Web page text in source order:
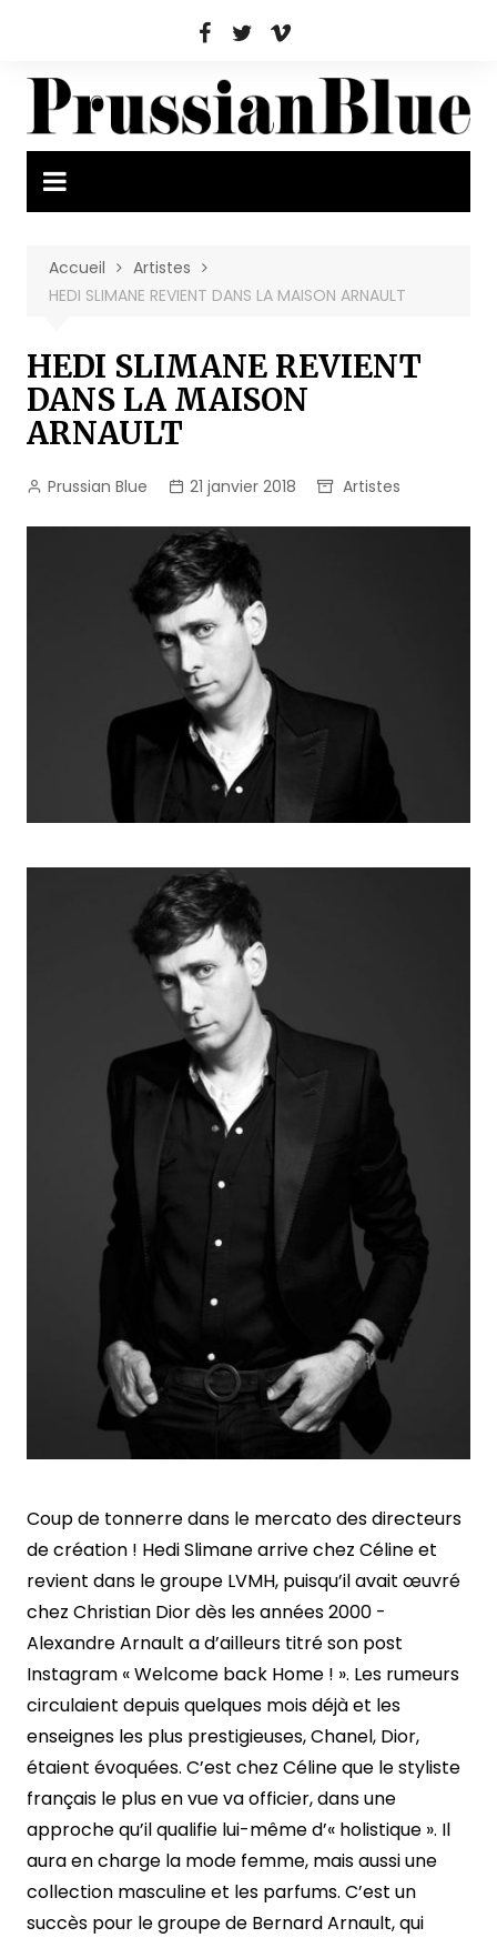
Accueil
Artistes
HEDI SLIMANE REVIENT DANS LA MAISON ARNAULT
HEDI SLIMANE REVIENT
DANS LA MAISON
ARNAULT
Prussian Blue 21 janvier 2018 Artistes
Coup de tonnerre dans le mercato des directeurs
de création ! Hedi Slimane arrive chez Céline et
revient dans le groupe LVMH, puisqu’il avait œuvré
chez Christian Dior dès les années 2000 -
Alexandre Arnault a d’ailleurs titré son post
Instagram « Welcome back Home ! ». Les rumeurs
circulaient depuis quelques mois déjà et les
enseignes les plus prestigieuses, Chanel, Dior,
étaient évoquées. C’est chez Céline que le styliste
français le plus en vue va officier, dans une
approche qu’il qualifie lui-même d’« holistique ». Il
aura en charge la mode femme, mais aussi une
collection masculine et les parfums. C’est un
succès pour le groupe de Bernard Arnault, qui